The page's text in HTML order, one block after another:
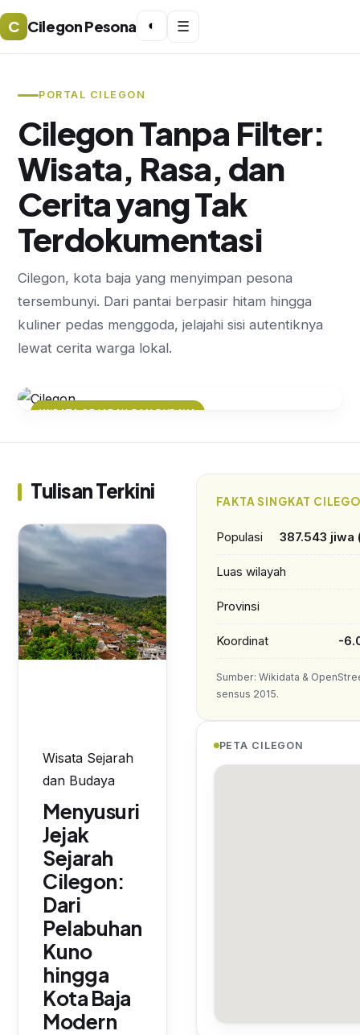
C Cilegon Pesona ◐ ☰
PORTAL CILEGON
Cilegon Tanpa Filter:
Wisata, Rasa, dan
Cerita yang Tak
Terdokumentasi
Cilegon, kota baja yang menyimpan pesona
tersembunyi. Dari pantai berpasir hitam hingga
kuliner pedas menggoda, jelajahi sisi autentiknya
lewat cerita warga lokal.
WISATA SEJARAH DAN BUDAYA
Baja Modern
Tulisan Terkini
Wisata Sejarah
dan Budaya
Menyusuri
Jejak
Sejarah
Cilegon:
Dari
Pelabuhan
Kuno
hingga
Kota Baja
Modern
FAKTA SINGKAT
Populasi 387.543 jiwa
Luas wilayah
Provinsi
Koordinat -
Sumber: Wikidata &
sensus 2015.
PETA CILEGON